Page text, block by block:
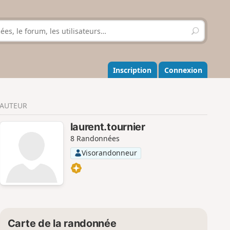
R
e
h
e
r
r
Inscription Connexion
AUTEUR
laurent.tournier
8 Randonnées
Visorandonneur
Carte de la randonnée